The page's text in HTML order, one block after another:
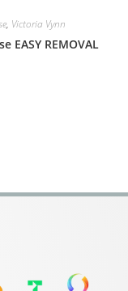
, Victoria Vynn
EASY REMOVAL